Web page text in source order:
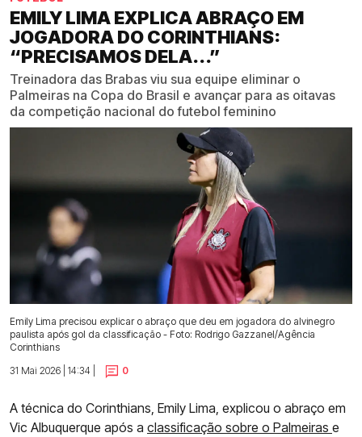
EMILY LIMA EXPLICA ABRAÇO EM
JOGADORA DO CORINTHIANS:
“PRECISAMOS DELA...”
Treinadora das Brabas viu sua equipe eliminar o
Palmeiras na Copa do Brasil e avançar para as oitavas
da competição nacional do futebol feminino
Emily Lima precisou explicar o abraço que deu em jogadora do alvinegro
paulista após gol da classificação - Foto: Rodrigo Gazzanel/Agência
Corinthians
31 Mai 2026 | 14:34 |
0
A técnica do Corinthians, Emily Lima, explicou o abraço em
Vic Albuquerque após a classificação sobre o Palmeiras e